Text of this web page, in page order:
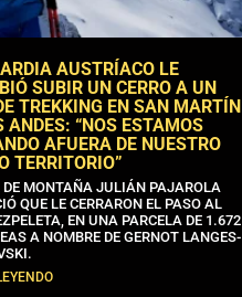
AUSTRÍACO LE
SUBIR UN CERRO A UN
TREKKING EN SAN MARTÍN
ANDES: “NOS ESTAMOS
AFUERA DE NUESTRO
TERRITORIO”
DE MONTAÑA JULIÁN PAJAROLA
QUE LE CERRARON EL PASO AL
EN UNA PARCELA DE 1.672
A NOMBRE DE GERNOT LANGES-